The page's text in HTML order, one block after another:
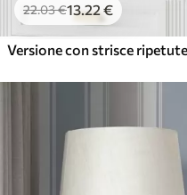
22.03€13.22€